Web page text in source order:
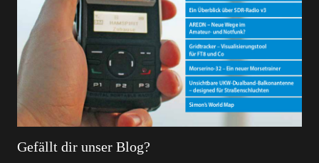
Gefällt dir unser Blog?